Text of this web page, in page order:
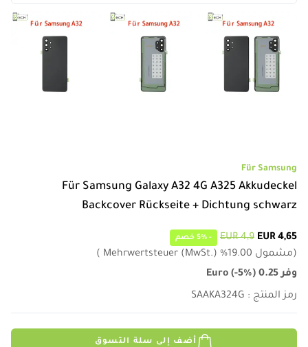
Für Samsung
Für Samsung Galaxy A32 4G A325 Akkudeckel
Backcover Rückseite + Dichtung schwarz
4,65 EUR
4,9 EUR
-
5% خصم
(مشمول 19.00
%
Mehrwertsteuer (MwSt.)
)
وفر 0.25
Euro (-5%)
رمز المنتج :
SAAKA324G
أضف إلى سلة التسوق